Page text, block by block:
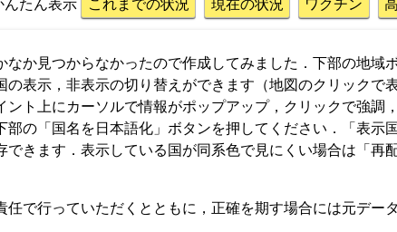
これまでの状況 現在の状況 ワクチン
なか見つからなかったので作成してみました．下部の地域
の表示，非表示の切り替えができます（地図のクリックで
ント上にカーソルで情報がポップアップ，クリックで強調
部の「国名を日本語化」ボタンを押してください．「表示
きます．表示している国が同系色で見にくい場合は「再
任で行っていただくとともに，正確を期す場合には元デー